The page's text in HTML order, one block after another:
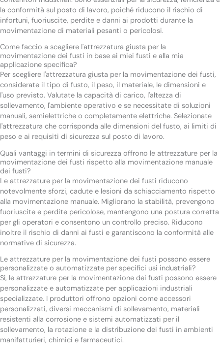
la conformità sul posto di lavoro, poiché riducono il rischio di
infortuni, fuoriuscite, perdite e danni ai prodotti durante la
movimentazione di materiali pesanti o pericolosi.
Come faccio a scegliere l'attrezzatura giusta per la
movimentazione dei fusti in base ai miei fusti e alla mia
applicazione specifica?
Per scegliere l'attrezzatura giusta per la movimentazione dei fusti,
considerate il tipo di fusto, il peso, il materiale, le dimensioni e
l'uso previsto. Valutate la capacità di carico, l'altezza di
sollevamento, l'ambiente operativo e se necessitate di soluzioni
manuali, semielettriche o completamente elettriche. Selezionate
l'attrezzatura che corrisponda alle dimensioni del fusto, ai limiti di
peso e ai requisiti di sicurezza sul posto di lavoro.
Quali vantaggi in termini di sicurezza offrono le attrezzature per la
movimentazione dei fusti rispetto alla movimentazione manuale
dei fusti?
Le attrezzature per la movimentazione dei fusti riducono
notevolmente sforzi, cadute e lesioni da schiacciamento rispetto
alla movimentazione manuale. Migliorano la stabilità, prevengono
fuoriuscite e perdite pericolose, mantengono una postura corretta
per gli operatori e consentono un controllo preciso. Riducono
inoltre il rischio di danni ai fusti e garantiscono la conformità alle
normative di sicurezza.
Le attrezzature per la movimentazione dei fusti possono essere
personalizzate o automatizzate per specifici usi industriali?
Sì, le attrezzature per la movimentazione dei fusti possono essere
personalizzate e automatizzate per applicazioni industriali
specializzate. I produttori offrono opzioni come accessori
personalizzati, diversi meccanismi di sollevamento, materiali
resistenti alla corrosione e sistemi automatizzati per il
sollevamento, la rotazione e la distribuzione dei fusti in ambienti
manifatturieri, chimici e farmaceutici.